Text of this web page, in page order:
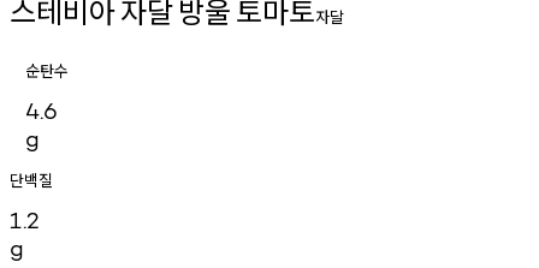
스테비아자달방울토마토자달
순탄수
4.6
g
단백질
1.2
g